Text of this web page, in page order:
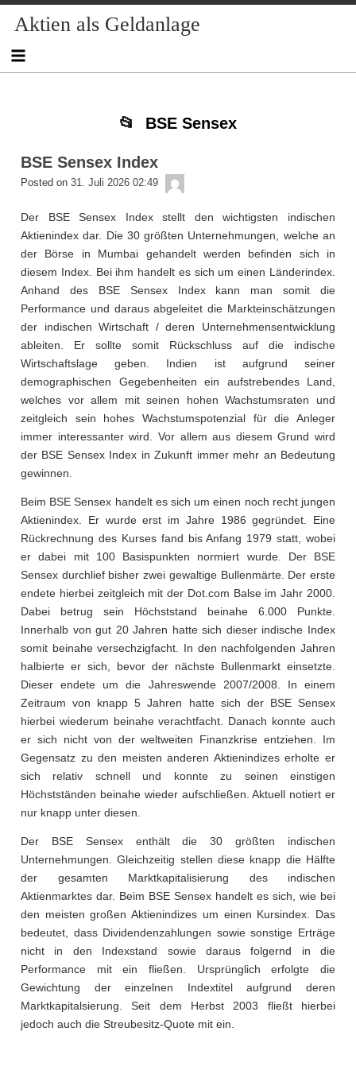
to
content
to
NAV_MENU-
to
NAV_MENU-
to
NAV_MENU-
to
MSCHANDL
to
TEXT-
to
TEXT-
to
TEXT-
Aktien als Geldanlage
BSE Sensex
BSE Sensex Index
Posted on 31. Juli 2026 02:49
Der BSE Sensex Index stellt den wichtigsten indischen
Aktienindex dar. Die 30 größten Unternehmungen, welche an
der Börse in Mumbai gehandelt werden befinden sich in
diesem Index. Bei ihm handelt es sich um einen Länderindex.
Anhand des BSE Sensex Index kann man somit die
Performance und daraus abgeleitet die Markteinschätzungen
der indischen Wirtschaft / deren Unternehmensentwicklung
ableiten. Er sollte somit Rückschluss auf die indische
Wirtschaftslage geben. Indien ist aufgrund seiner
demographischen Gegebenheiten ein aufstrebendes Land,
welches vor allem mit seinen hohen Wachstumsraten und
zeitgleich sein hohes Wachstumspotenzial für die Anleger
immer interessanter wird. Vor allem aus diesem Grund wird
der BSE Sensex Index in Zukunft immer mehr an Bedeutung
gewinnen.
Beim BSE Sensex handelt es sich um einen noch recht jungen
Aktienindex. Er wurde erst im Jahre 1986 gegründet. Eine
Rückrechnung des Kurses fand bis Anfang 1979 statt, wobei
er dabei mit 100 Basispunkten normiert wurde. Der BSE
Sensex durchlief bisher zwei gewaltige Bullenmärte. Der erste
endete hierbei zeitgleich mit der Dot.com Balse im Jahr 2000.
Dabei betrug sein Höchststand beinahe 6.000 Punkte.
Innerhalb von gut 20 Jahren hatte sich dieser indische Index
somit beinahe versechzigfacht. In den nachfolgenden Jahren
halbierte er sich, bevor der nächste Bullenmarkt einsetzte.
Dieser endete um die Jahreswende 2007/2008. In einem
Zeitraum von knapp 5 Jahren hatte sich der BSE Sensex
hierbei wiederum beinahe verachtfacht. Danach konnte auch
er sich nicht von der weltweiten Finanzkrise entziehen. Im
Gegensatz zu den meisten anderen Aktienindizes erholte er
sich relativ schnell und konnte zu seinen einstigen
Höchstständen beinahe wieder aufschließen. Aktuell notiert er
nur knapp unter diesen.
Der BSE Sensex enthält die 30 größten indischen
Unternehmungen. Gleichzeitig stellen diese knapp die Hälfte
der gesamten Marktkapitalisierung des indischen
Aktienmarktes dar. Beim BSE Sensex handelt es sich, wie bei
den meisten großen Aktienindizes um einen Kursindex. Das
bedeutet, dass Dividendenzahlungen sowie sonstige Erträge
nicht in den Indexstand sowie daraus folgernd in die
Performance mit ein fließen. Ursprünglich erfolgte die
Gewichtung der einzelnen Indextitel aufgrund deren
Marktkapitalsierung. Seit dem Herbst 2003 fließt hierbei
jedoch auch die Streubesitz-Quote mit ein.